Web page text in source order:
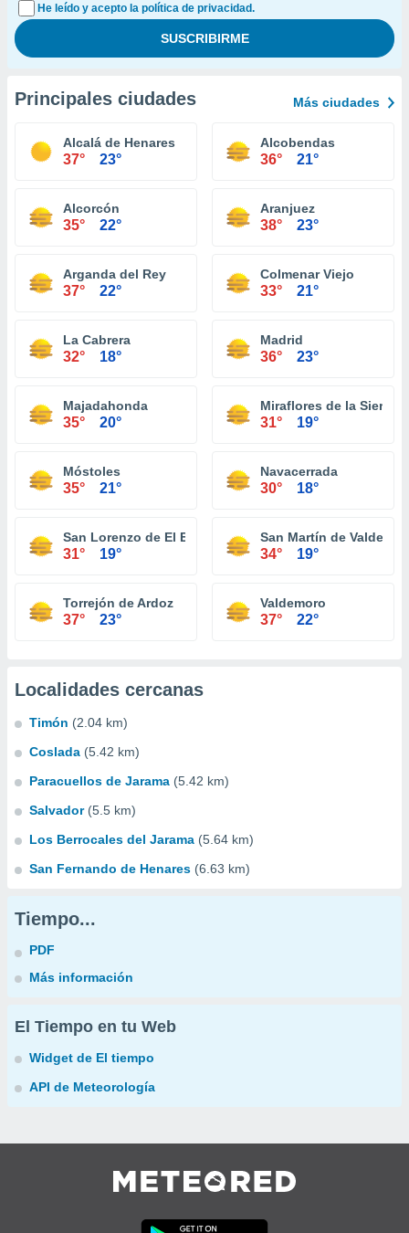
He leído y acepto la política de privacidad.
Principales ciudades Más ciudades
Alcalá de Henares
37° 23°
Alcobendas
36° 21°
Alcorcón
35° 22°
Aranjuez
38° 23°
Arganda del Rey
37° 22°
Colmenar Viejo
33° 21°
La Cabrera
32° 18°
Madrid
36° 23°
Majadahonda
35° 20°
Miraflores de la Sierra
31° 19°
Móstoles
35° 21°
Navacerrada
30° 18°
San Lorenzo de El Escorial
31° 19°
San Martín de
34° 19°
Torrejón de Ardoz
37° 23°
Valdemoro
37° 22°
Localidades cercanas
Timón (2.04 km)
Coslada (5.42 km)
Paracuellos de Jarama (5.42 km)
Salvador (5.5 km)
Los Berrocales del Jarama (5.64 km)
San Fernando de Henares (6.63 km)
Tiempo...
PDF
Más información
El Tiempo en tu Web
Widget de El tiempo
API de Meteorología